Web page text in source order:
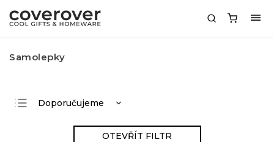
Samolepky
Doporučujeme
OTEVŘÍT FILTR